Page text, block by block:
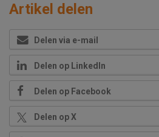
Artikel delen
Delen via e-mail
Delen op LinkedIn
Delen op Facebook
Delen op X